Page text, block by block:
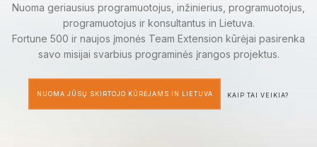
Nuoma geriausius programuotojus, inžinierius, programuotojus,
programuotojus ir konsultantus in Lietuva.
Fortune 500 ir naujos įmonės Team Extension kūrėjai pasirenka
savo misijai svarbius programinės įrangos projektus.
NUOMA JŪSŲ SKIRTOJO KŪRĖJAMS IN LIETUVA KAIP TAI VEIKIA?